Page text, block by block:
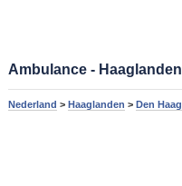
Ambulance - Haaglanden
Nederland > Haaglanden > Den Haag